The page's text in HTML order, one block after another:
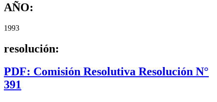
AÑO:
1993
resolución:
PDF: Comisión Resolutiva Resolución N°
391